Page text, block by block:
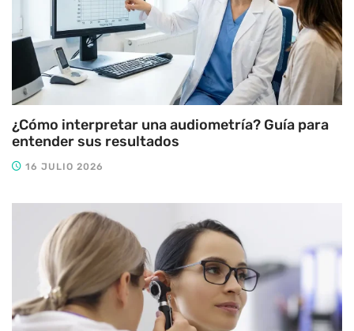
¿Cómo interpretar una audiometría? Guía para
entender sus resultados
16 JULIO 2026